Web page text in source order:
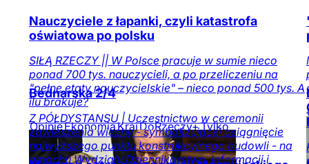
Nauczyciele z łapanki, czyli katastrofa
oświatowa po polsku
SIŁĄ RZECZY || W Polsce pracuje w sumie nieco
ponad 700 tys. nauczycieli, a po przeliczeniu na
"pełne etaty nauczycielskie" – nieco ponad 500 tys. A
ilu brakuje?
OpinieEkonomiaKrajDoRzeczy+Tylko
na DoRzeczy.pl
Bednarska 2/4
Z PÓŁDYSTANSU | Uczestnictwo w ceremonii
zawieszenia wiechy - symbolizującej osiągnięcie
najwyższego punktu konstrukcyjnego budowli - na
gmachu Wydziału Dziennikarstwa, Informacji i